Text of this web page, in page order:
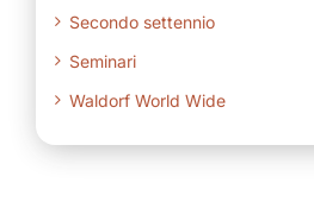
Secondo settennio
Seminari
Waldorf World Wide